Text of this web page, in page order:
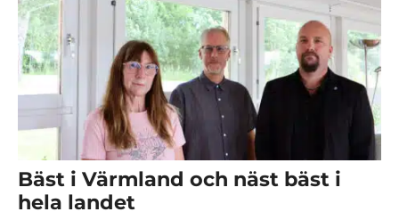
Bäst i Värmland och näst bäst i
hela landet